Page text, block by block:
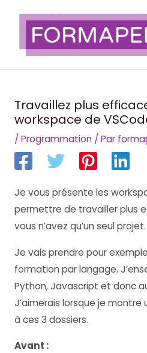
contenu
Travaillez plus
workspace de
/Programmation/ Par
Je vous présente les
permettre de travailler plus
vous n’avez qu’un seul projet.
Je vais prendre pour
formation par langage.
Python, Javascript et donc
J’aimerais lorsque je
à ces 3 dossiers.
Avant :